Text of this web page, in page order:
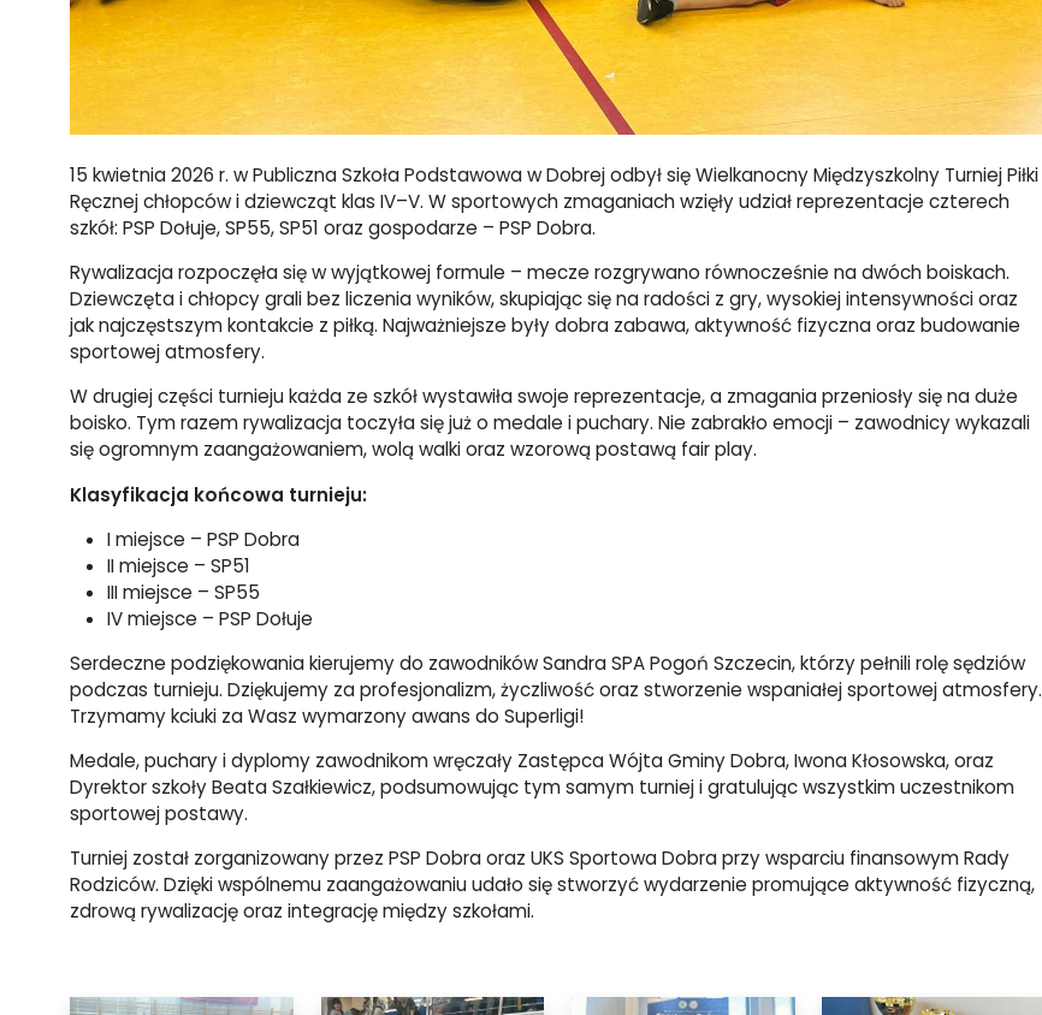
15 kwietnia 2026 r. w Publiczna Szkoła Podstawowa w Dobrej odbył się Wielkanocny Międzyszkolny Turniej Piłki
Ręcznej chłopców i dziewcząt klas IV–V. W sportowych zmaganiach wzięły udział reprezentacje czterech
szkół: PSP Dołuje, SP55, SP51 oraz gospodarze – PSP Dobra.
Rywalizacja rozpoczęła się w wyjątkowej formule – mecze rozgrywano równocześnie na dwóch boiskach.
Dziewczęta i chłopcy grali bez liczenia wyników, skupiając się na radości z gry, wysokiej intensywności oraz
jak najczęstszym kontakcie z piłką. Najważniejsze były dobra zabawa, aktywność fizyczna oraz budowanie
sportowej atmosfery.
W drugiej części turnieju każda ze szkół wystawiła swoje reprezentacje, a zmagania przeniosły się na duże
boisko. Tym razem rywalizacja toczyła się już o medale i puchary. Nie zabrakło emocji – zawodnicy wykazali
się ogromnym zaangażowaniem, wolą walki oraz wzorową postawą fair play.
Klasyfikacja końcowa turnieju:
I miejsce – PSP Dobra
II miejsce – SP51
III miejsce – SP55
IV miejsce – PSP Dołuje
Serdeczne podziękowania kierujemy do zawodników Sandra SPA Pogoń Szczecin, którzy pełnili rolę sędziów
podczas turnieju. Dziękujemy za profesjonalizm, życzliwość oraz stworzenie wspaniałej sportowej atmosfery.
Trzymamy kciuki za Wasz wymarzony awans do Superligi!
Medale, puchary i dyplomy zawodnikom wręczały Zastępca Wójta Gminy Dobra, Iwona Kłosowska, oraz
Dyrektor szkoły Beata Szałkiewicz, podsumowując tym samym turniej i gratulując wszystkim uczestnikom
sportowej postawy.
Turniej został zorganizowany przez PSP Dobra oraz UKS Sportowa Dobra przy wsparciu finansowym Rady
Rodziców. Dzięki wspólnemu zaangażowaniu udało się stworzyć wydarzenie promujące aktywność fizyczną,
zdrową rywalizację oraz integrację między szkołami.